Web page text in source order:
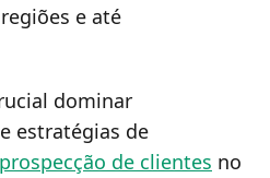
e até
dominar
estratégias de
prospecção de clientes no